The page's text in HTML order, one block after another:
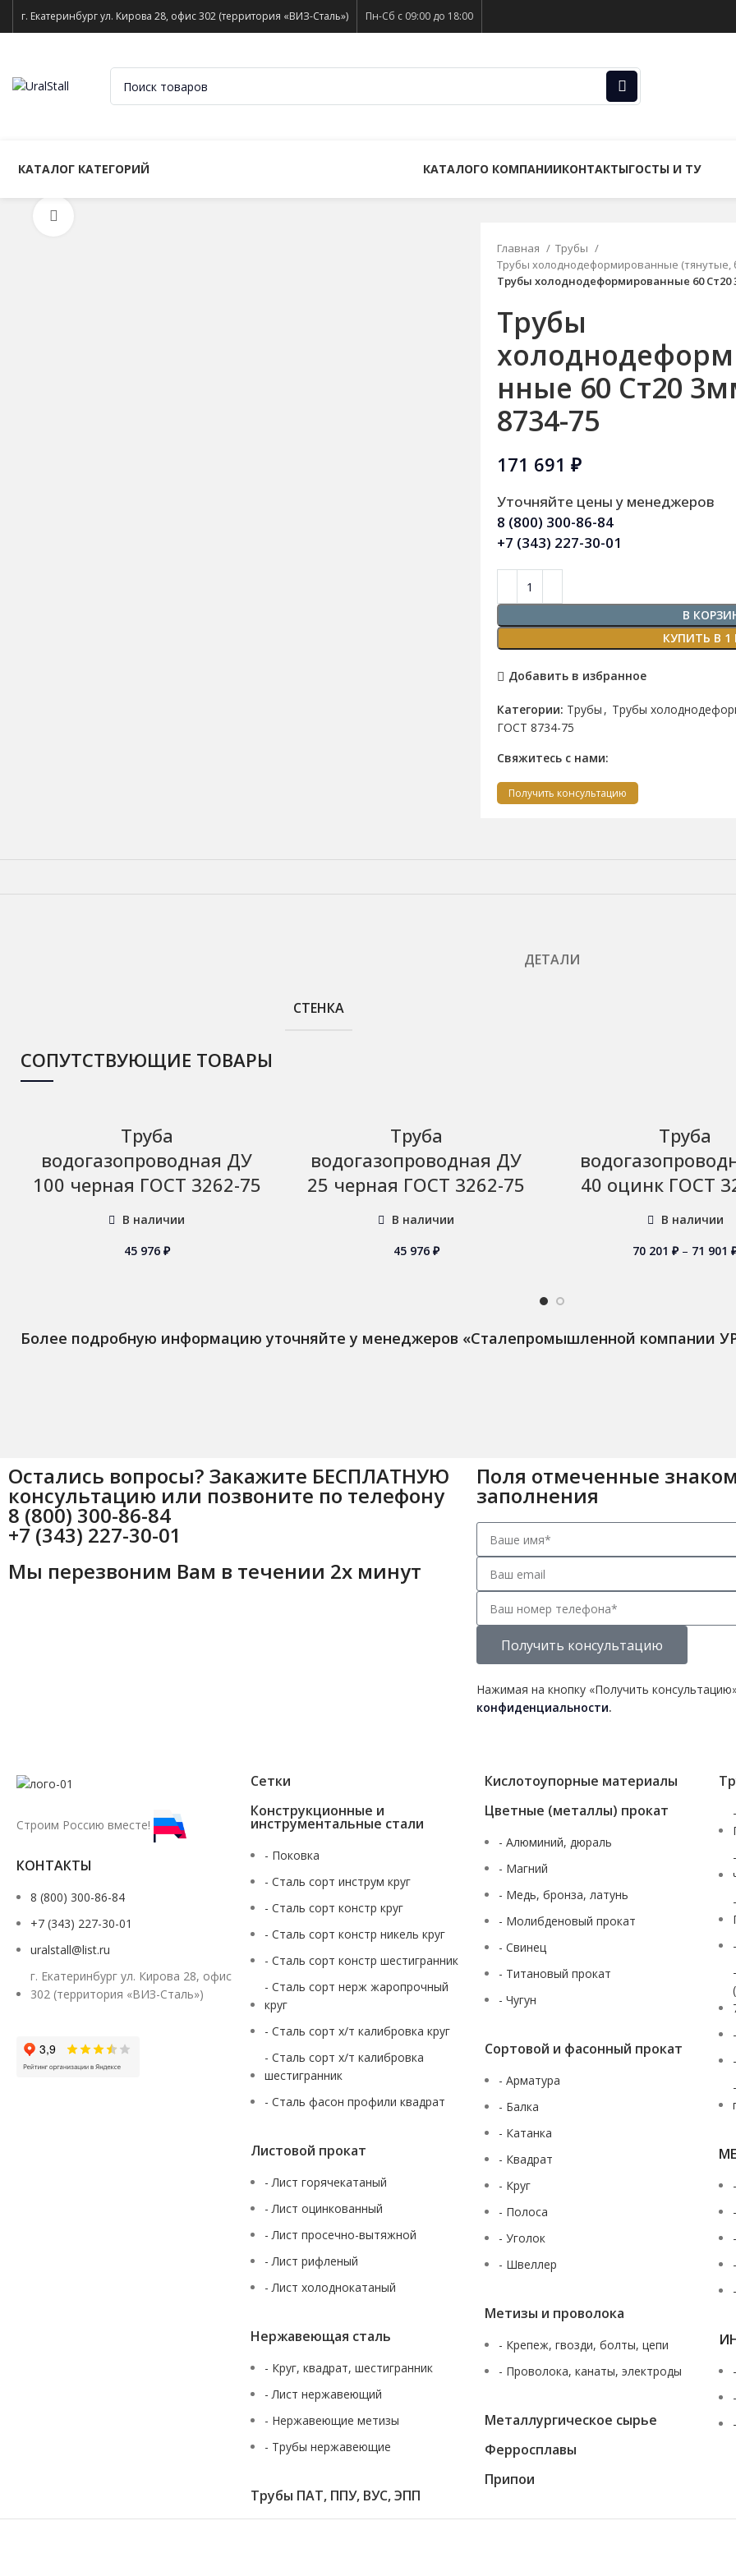
г. Екатеринбург ул. Кирова 28, офис 302 (территория «ВИЗ-Сталь») Пн-Сб с 09:00 до 18:00
КАТАЛОГ КАТЕГОРИЙ КАТАЛОГО КОМПАНИИКОНТАКТЫГОСТЫ И ТУ
Главная
Трубы
Трубы холоднодеформированные (тянутые,
Трубы холоднодеформированные 60 Ст20
Трубы
нные 60 Ст20
8734-75
171 691 ₽
Уточняйте цены у менеджеров
8 (800) 300-86-84
+7 (343) 227-30-01
В
КУПИТЬ В 1
Добавить в избранное
Категории: Трубы , Трубы
ГОСТ 8734-75
Свяжитесь с нами:
Получить консультацию
ДЕТАЛИ
СТЕНКА
СОПУТСТВУЮЩИЕ ТОВАРЫ
Труба
водогазопроводная ДУ
100 черная ГОСТ 3262-75
В наличии
45 976 ₽
Труба
водогазопроводная ДУ
25 черная ГОСТ 3262-75
В наличии
45 976 ₽
Труба
40 оцинк ГОСТ
В наличии
70 201₽ – 71 901
Более подробную информацию уточняйте у менеджеров «Сталепромышленной компании
Остались вопросы? Закажите БЕСПЛАТНУЮ
консультацию или позвоните по телефону
8 (800) 300-86-84
+7 (343) 227-30-01
Мы перезвоним Вам в течении 2х минут
Поля отмеченные
заполнения
Получить консультацию
Нажимая на кнопку «Получить
конфиденциальности.
Строим Россию вместе!
КОНТАКТЫ
8 (800) 300-86-84
+7 (343) 227-30-01
uralstall@list.ru
г. Екатеринбург ул. Кирова 28, офис
302 (территория «ВИЗ-Сталь»)
Сетки
Конструкционные и
инструментальные стали
- Поковка
- Сталь сорт инструм круг
- Сталь сорт констр круг
- Сталь сорт констр никель круг
- Сталь сорт констр шестигранник
- Сталь сорт нерж жаропрочный
круг
- Сталь сорт х/т калибровка круг
- Сталь сорт х/т калибровка
шестигранник
- Сталь фасон профили квадрат
Листовой прокат
- Лист горячекатаный
- Лист оцинкованный
- Лист просечно-вытяжной
- Лист рифленый
- Лист холоднокатаный
Нержавеющая сталь
- Круг, квадрат, шестигранник
- Лист нержавеющий
- Нержавеющие метизы
- Трубы нержавеющие
Трубы ПАТ, ППУ, ВУС, ЭПП
Кислотоупорные материалы
Цветные (металлы) прокат
- Алюминий, дюраль
- Магний
- Медь, бронза, латунь
- Молибденовый прокат
- Свинец
- Титановый прокат
- Чугун
Сортовой и фасонный прокат
- Арматура
- Балка
- Катанка
- Квадрат
- Круг
- Полоса
- Уголок
- Швеллер
Метизы и проволока
- Крепеж, гвозди, болты, цепи
- Проволока, канаты, электроды
Металлургическое сырье
Ферросплавы
Припои